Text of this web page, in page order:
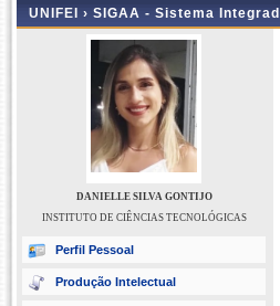
UNIFEI › SIGAA - Sistema
DANIELLE SILVA GONTIJO
INSTITUTO DE CIÊNCIAS TECNOLÓGICAS
Perfil Pessoal
Produção Intelectual